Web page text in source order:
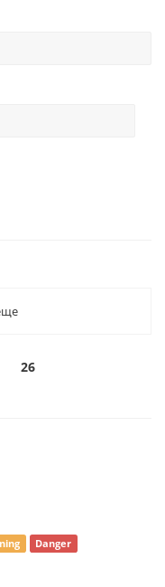
26
Danger